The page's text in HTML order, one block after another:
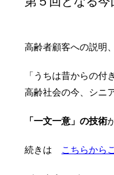
高齢者顧客への説明
「うちは昔からの
高齢社会の今、シニ
「一文一意」の技術
続きは こちらから